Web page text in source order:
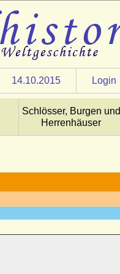
14.10.2015 Login
Schlösser, Burgen und
Herrenhäuser